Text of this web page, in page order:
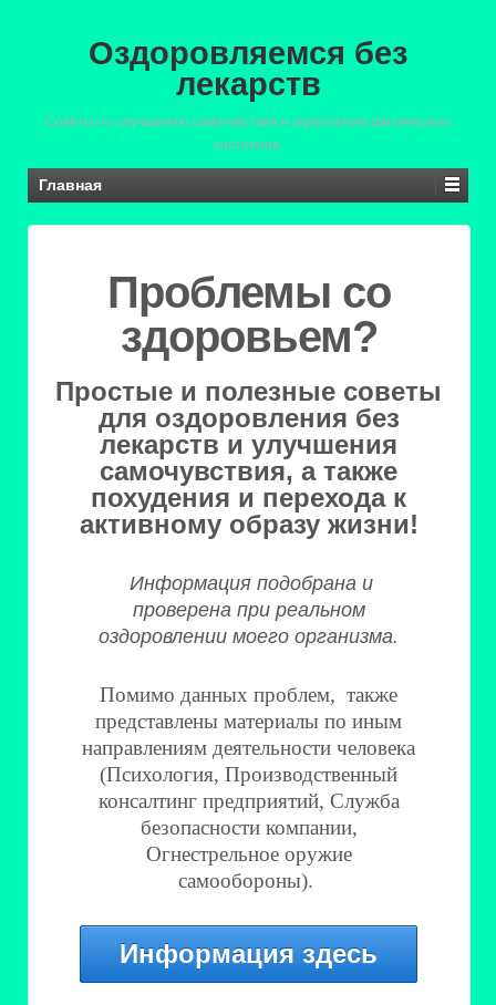
Оздоровляемся без
лекарств
Советы по улучшению самочувствия и укреплению физического
состояния.
Главная
Проблемы со
здоровьем?
Простые и полезные советы
для оздоровления без
лекарств и улучшения
самочувствия, а также
похудения и перехода к
активному образу жизни!
Информация подобрана и
проверена при реальном
оздоровлении моего организма.
Помимо данных проблем, также
представлены материалы по иным
направлениям деятельности человека
(Психология, Производственный
консалтинг предприятий, Служба
безопасности компании,
Огнестрельное оружие
самообороны).
Информация здесь